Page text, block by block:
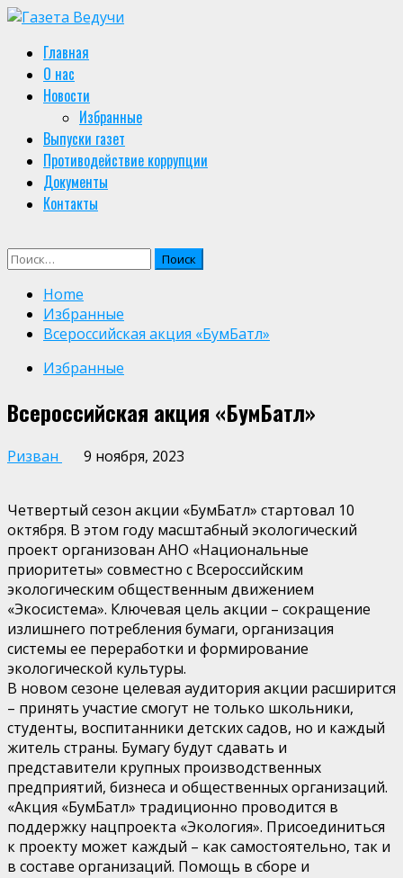
Skip
content
Primary
Menu
Главная
О нас
Новости
Избранные
Выпуски газет
Противодействие коррупции
Документы
Контакты
Найти:
Home
Избранные
Всероссийская акция «БумБатл»
Избранные
Всероссийская акция «БумБатл»
Ризван 9 ноября, 2023
Четвертый сезон акции «БумБатл» стартовал 10
октября. В этом году масштабный экологический
проект организован АНО «Национальные
приоритеты» совместно с Всероссийским
экологическим общественным движением
«Экосистема». Ключевая цель акции – сокращение
излишнего потребления бумаги, организация
системы ее переработки и формирование
экологической культуры.
В новом сезоне целевая аудитория акции расширится
– принять участие смогут не только школьники,
студенты, воспитанники детских садов, но и каждый
житель страны. Бумагу будут сдавать и
представители крупных производственных
предприятий, бизнеса и общественных организаций.
«Акция «БумБатл» традиционно проводится в
поддержку нацпроекта «Экология». Присоединиться
к проекту может каждый – как самостоятельно, так и
в составе организаций. Помощь в сборе и